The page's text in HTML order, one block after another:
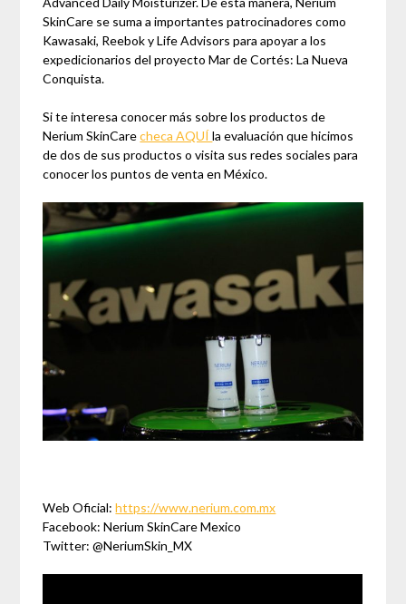
SkinCare se suma a importantes patrocinadores como
Kawasaki, Reebok y Life Advisors para apoyar a los
expedicionarios del proyecto Mar de Cortés: La Nueva
Conquista.
Si te interesa conocer más sobre los productos de
Nerium SkinCarecheca AQUÍla evaluación que hicimos
de dos de sus productos o visita sus redes sociales para
conocer los puntos de venta en México.
Web Oficial:https://www.nerium.com.mx
Facebook: Nerium SkinCare Mexico
Twitter: @NeriumSkin_MX